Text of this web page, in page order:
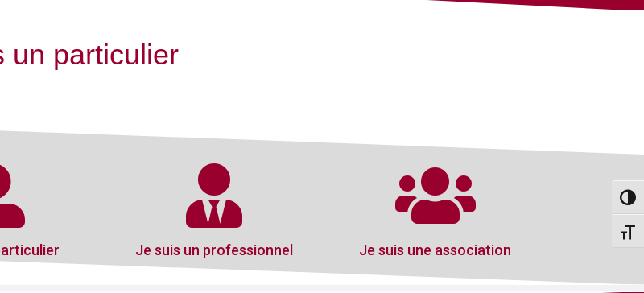
un particulier
Je suis un professionnel Je suis une association